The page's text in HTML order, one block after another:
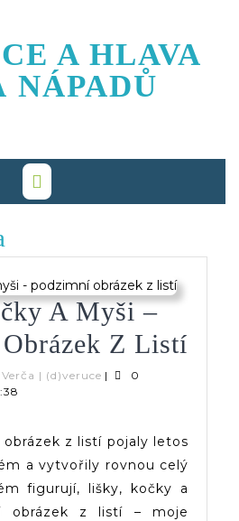
A HLAVA
NÁPADŮ
A Myši –
Z Listí
–
Verča | (d)veruceVerča
|
0
z listí pojaly letos
a vytvořily rovnou celý
figurují, lišky, kočky a
obrázek z listí – moje